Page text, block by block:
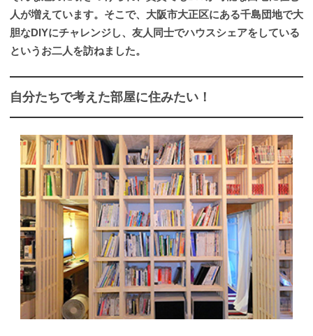
人が増えています。そこで、大阪市大正区にある千島団地で大
胆なDIYにチャレンジし、友人同士でハウスシェアをしている
というお二人を訪ねました。
自分たちで考えた部屋に住みたい！